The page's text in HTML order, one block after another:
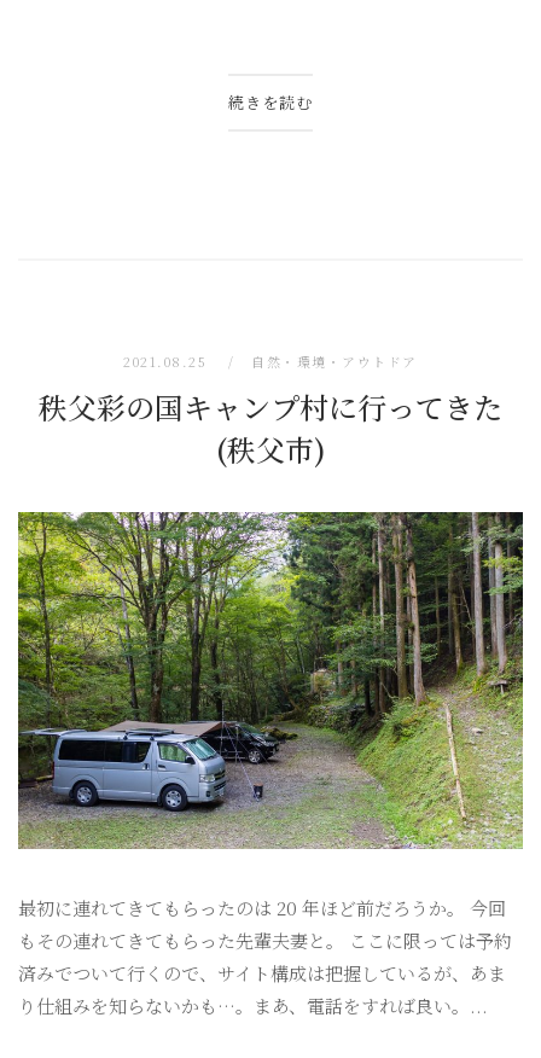
続きを読む
2021.08.25 自然・環境・アウトドア
秩父彩の国キャンプ村に行ってきた
(秩父市)
最初に連れてきてもらったのは 20 年ほど前だろうか。 今回
もその連れてきてもらった先輩夫妻と。 ここに限っては予約
済みでついて行くので、サイト構成は把握しているが、あま
り仕組みを知らないかも…。まあ、電話をすれば良い。...